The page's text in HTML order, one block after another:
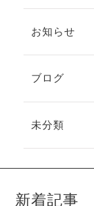
お知らせ
ブログ
未分類
新着記事